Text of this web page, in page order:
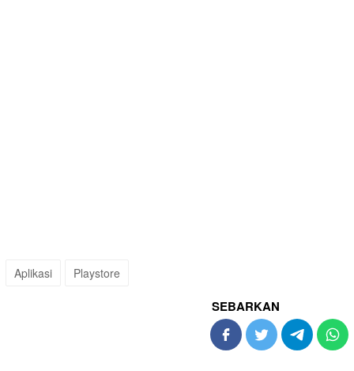
Aplikasi Playstore
SEBARKAN